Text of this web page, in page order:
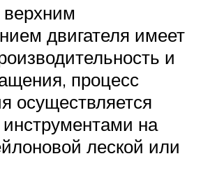
двигателя имеет
и
процесс
осуществляется
на
леской или